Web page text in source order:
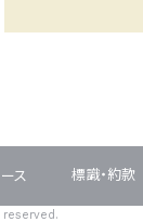
ス 標識・約款